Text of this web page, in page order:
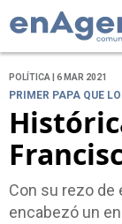
POLÍTICA | 6 MAR 2021
PRIMER PAPA QUE
Con su rezo de
encabezó un